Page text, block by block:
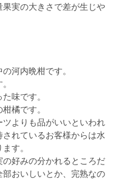
実の大きさで差が生じや
河内晩柑です。
味です。
橘です。
よりも品がいいといわれ
れているお客様からは水
す。
好みの分かれるところだ
おいしいとか、完熟なの